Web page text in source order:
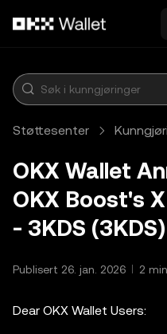
Støttesenter
OKX Wallet
OKX Boost's
- 3KDS (3KDS)
Publisert 26. jan. 2026 2
Dear OKX Wallet Users: